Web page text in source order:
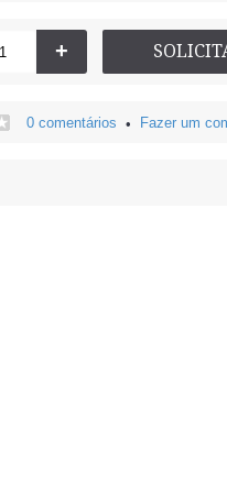
+
0 comentários • Fazer um